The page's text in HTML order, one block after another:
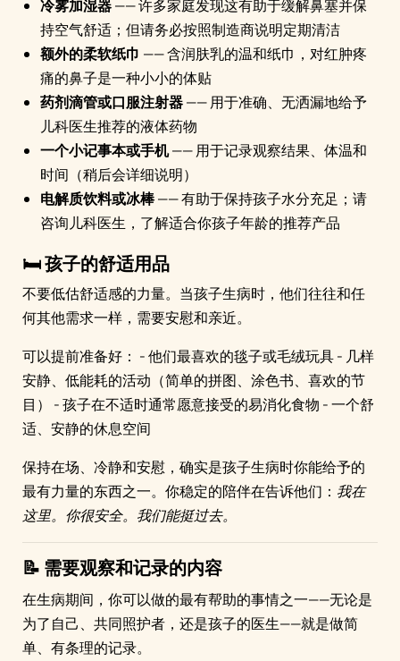
冷雾加湿器—— 许多家庭发现这有助于缓解鼻塞并保
持空气舒适；但请务必按照制造商说明定期清洁
额外的柔软纸巾 —— 含润肤乳的温和纸巾，对红肿疼
痛的鼻子是一种小小的体贴
药剂滴管或口服注射器—— 用于准确、无洒漏地给予
儿科医生推荐的液体药物
一个小记事本或手机—— 用于记录观察结果、体温和
时间（稍后会详细说明）
电解质饮料或冰棒—— 有助于保持孩子水分充足；请
咨询儿科医生，了解适合你孩子年龄的推荐产品
🛏️ 孩子的舒适用品
不要低估舒适感的力量。当孩子生病时，他们往往和任
何其他需求一样，需要安慰和亲近。
可以提前准备好： - 他们最喜欢的毯子或毛绒玩具 - 几样
安静、低能耗的活动（简单的拼图、涂色书、喜欢的节
目） - 孩子在不适时通常愿意接受的易消化食物 - 一个舒
适、安静的休息空间
保持在场、冷静和安慰，确实是孩子生病时你能给予的
最有力量的东西之一。你稳定的陪伴在告诉他们： 我在
这里。你很安全。我们能挺过去。
📝 需要观察和记录的内容
在生病期间，你可以做的最有帮助的事情之一——无论是
为了自己、共同照护者，还是孩子的医生——就是做简
单、有条理的记录。